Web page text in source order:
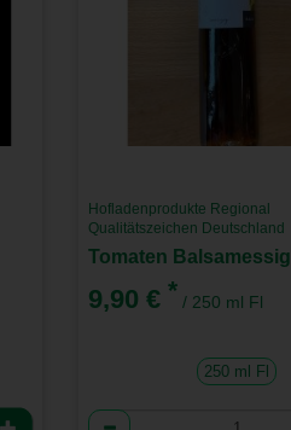
Hofladenprodukte Regional
Qualitätszeichen Deutschland
Tomaten Balsamessig
9,90 €* / 250 ml Fl
250 ml Fl
Anzahl